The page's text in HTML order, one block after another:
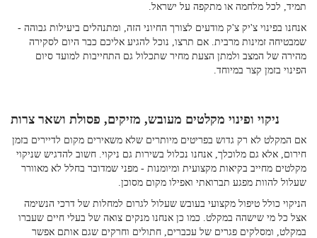
תמיד, לכל מלחמה או מתקפה על ישראל.
אנחנו בפינוי צ'יק צ'ק מודעים לצורך החיוני הזה, ומתנהלים ביעילות גבוהה -
שמבטיחה זמינות מרבית. אם תרצו, נוכל להגיע אליכם כבר היום לסקירה
מהירה של המצב ולמתן הצעת מחיר שתכלול גם התחייבות למועד סיום
הפינוי בזמן קצר במיוחד.
ניקוי ופינוי מקלטים מעובש, מזיקים, פסולת ושאר צרות
אם המקלט לא רק גדוש בפריטים מיותרים שלא משאירים מקום לדיירים בזמן
חירום, אלא גם מלוכלך, אנחנו נכלול בשירות גם ניקוי. חשוב להדגיש שניקוי
מקלטים מחייב בקיאות מקצועית ומיומנות - מפני שמדובר בחלל לא מאוורר
שעלול להוות מפגע תברואתי ואפילו מקום מסוכן.
הניקוי כולל טיפול מקצועי בעובש שעלול לגרום למחלות של דרכי הנשימה
אצל כל מי שישהה במקלט. כמו כן אנחנו מנקים צואה של בעלי חיים שעברו
במקלט, ומסלקים פגרים של עכברים, חתולים וחרקים שגם אותם אפשר